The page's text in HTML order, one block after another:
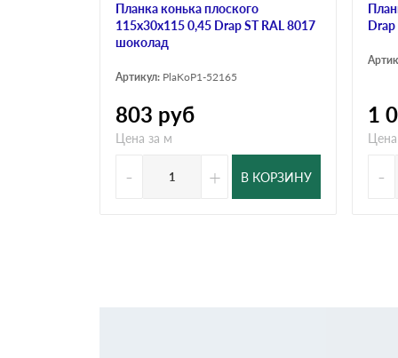
Планка конька плоского
115х30х115 0,45 Drap ST RAL 8017
шоколад
Артикул: PlaKoP1-52165
803 руб
Цена за м
- + В КОРЗИНУ
1
-